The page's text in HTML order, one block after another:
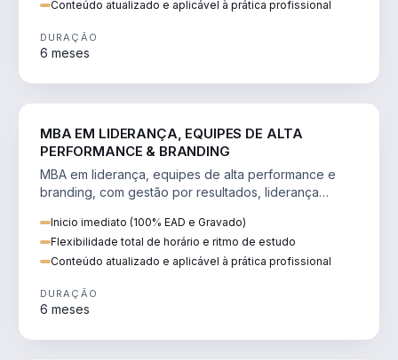
Conteúdo atualizado e aplicável à prática profissional
DURAÇÃO
6 meses
MBA EM LIDERANÇA, EQUIPES DE ALTA
PERFORMANCE & BRANDING
MBA em liderança, equipes de alta performance e
branding, com gestão por resultados, liderança
Inicio imediato (100% EAD e Gravado)
Flexibilidade total de horário e ritmo de estudo
Conteúdo atualizado e aplicável à prática profissional
DURAÇÃO
6 meses